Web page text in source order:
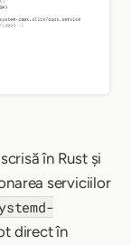
în Rust și
serviciilor
direct în